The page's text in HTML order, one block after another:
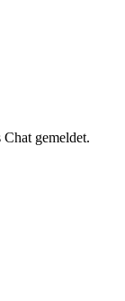
gemeldet.